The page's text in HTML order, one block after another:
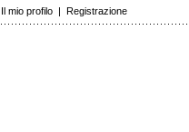
Il mio profilo | Registrazione